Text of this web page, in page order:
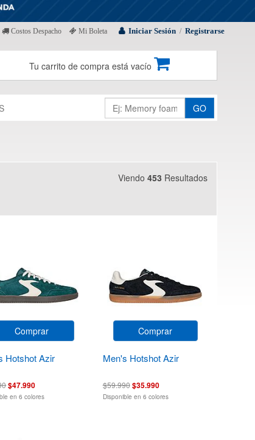
Iniciar Sesión / Registrarse
Costos Despacho Mi Boleta
Tu carrito de compra está vacío
GO
Viendo 453 Resultados
Comprar
Hotshot Azir
$47.990
en 6 colores
Comprar
Men's Hotshot Azir
$59.990$35.990
Disponible en 6 colores